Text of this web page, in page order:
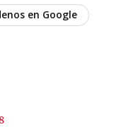
en Google